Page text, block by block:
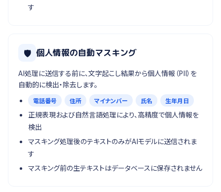
す
🛡 個人情報の自動マスキング
AI処理に送信する前に、文字起こし結果から個人情報（PII）を
自動的に検出・除去します。
電話番号 住所 マイナンバー 氏名 生年月日
正規表現および自然言語処理により、高精度で個人情報を
検出
マスキング処理後のテキストのみがAIモデルに送信されま
す
マスキング前の生テキストはデータベースに保存されません